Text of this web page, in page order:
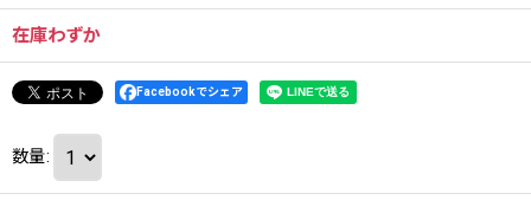
在庫わずか
Facebookでシェア
数量: